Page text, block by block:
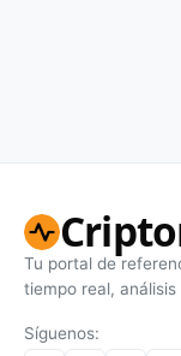
Tu portal de
tiempo real,
Síguenos: